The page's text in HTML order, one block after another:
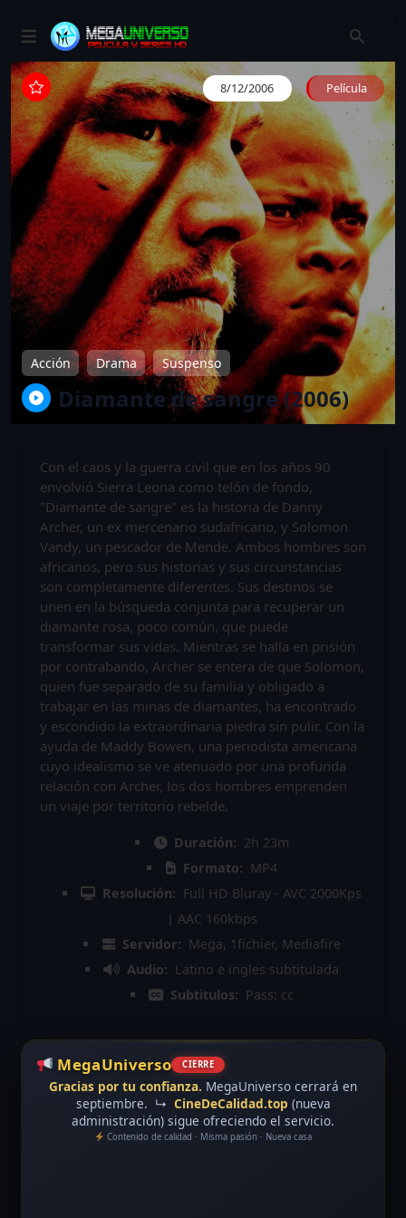
8/12/2006 Película
Acción Drama Suspenso
Diamante de sangre (2006)
Con el caos y la guerra civil que en los años 90
envolvió Sierra Leona como telón de fondo,
"Diamante de sangre" es la historia de Danny
Archer, un ex mercenario sudafricano, y Solomon
Vandy, un pescador de Mende. Ambos hombres son
africanos, pero sus historias y sus circunstancias
son completamente diferentes. Sus destinos se
unen en la búsqueda conjunta para recuperar un
diamante rosa, poco común, que puede
transformar sus vidas. Mientras se halla en prisión
por contrabando, Archer se entera de que Solomon,
quien fue separado de su familia y obligado a
trabajar en las minas de diamantes, ha encontrado
y escondido la extraordinaria piedra sin pulir. Con la
ayuda de Maddy Bowen, una periodista americana
cuyo idealismo se ve atenuado por una profunda
relación con Archer, los dos hombres emprenden
un viaje por territorio rebelde.
Duración: 2h 23m
Formato: MP4
Resolución: Full HD Bluray - AVC 2000Kps
| AAC 160kbps
Servidor: Mega, 1fichier, Mediafire
Audio: Latino e ingles subtitulada
Subtitulos: Pass: cc
MegaUniverso CIERRE
Gracias por tu confianza. MegaUniverso cerrará en
septiembre. ↳ CineDeCalidad.top (nueva
administración) sigue ofreciendo el servicio.
Contenido de calidad · Misma pasión · Nueva casa